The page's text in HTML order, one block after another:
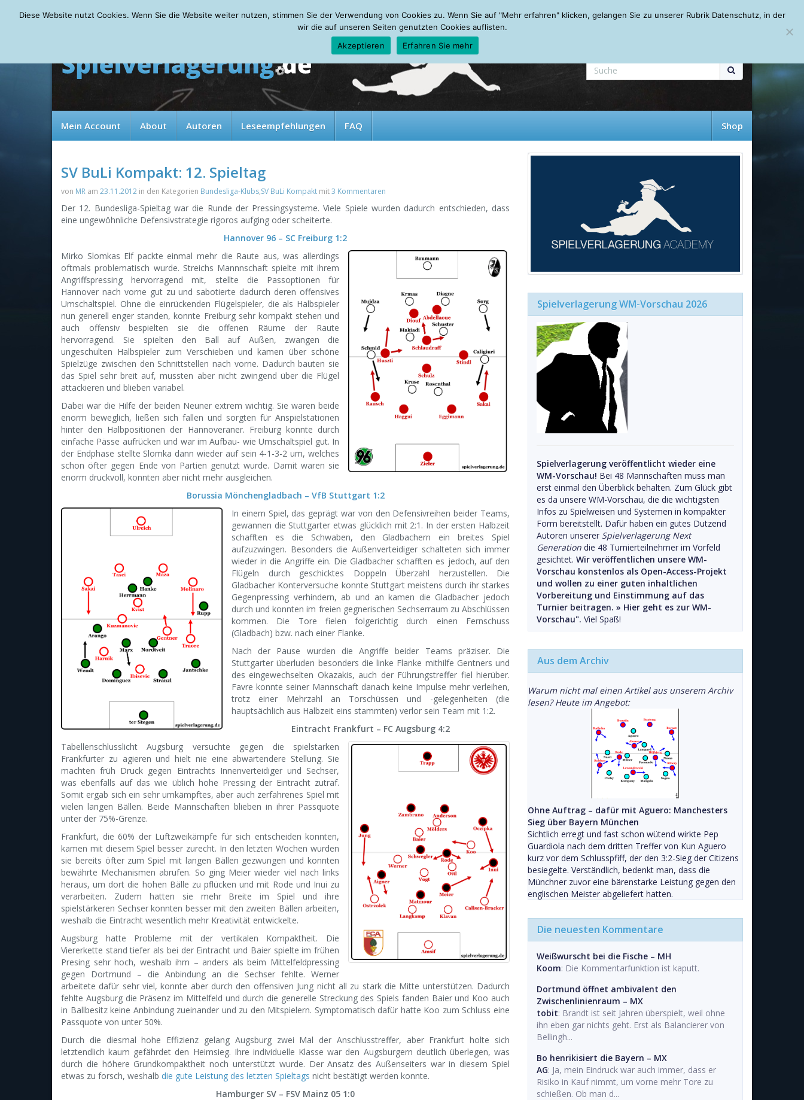
Friday, 07.08.2026 Mein Account About Autoren Leseempfehlungen FAQ
Mein Account About Autoren Leseempfehlungen FAQ Shop
SV BuLi Kompakt: 12. Spieltag
von MR am 23.11.2012 in den Kategorien Bundesliga-Klubs,SV BuLi Kompakt mit3 Kommentaren
Der 12. Bundesliga-Spieltag war die Runde der Pressingsysteme. Viele Spiele wurden dadurch entschieden, dass
eine ungewöhnliche Defensivstrategie rigoros aufging oder scheiterte.
Hannover 96 – SC Freiburg 1:2
Mirko Slomkas Elf packte einmal mehr die Raute aus, was allerdings
oftmals problematisch wurde. Streichs Mannnschaft spielte mit ihrem
Angriffspressing hervorragend mit, stellte die Passoptionen für
Hannover nach vorne gut zu und sabotierte dadurch deren offensives
Umschaltspiel. Ohne die einrückenden Flügelspieler, die als Halbspieler
nun generell enger standen, konnte Freiburg sehr kompakt stehen und
auch offensiv bespielten sie die offenen Räume der Raute
hervorragend. Sie spielten den Ball auf Außen, zwangen die
ungeschulten Halbspieler zum Verschieben und kamen über schöne
Spielzüge zwischen den Schnittstellen nach vorne. Dadurch bauten sie
das Spiel sehr breit auf, mussten aber nicht zwingend über die Flügel
attackieren und blieben variabel.
Dabei war die Hilfe der beiden Neuner extrem wichtig. Sie waren beide
enorm beweglich, ließen sich fallen und sorgten für Anspielstationen
hinter den Halbpositionen der Hannoveraner. Freiburg konnte durch
einfache Pässe aufrücken und war im Aufbau- wie Umschaltspiel gut. In
der Endphase stellte Slomka dann wieder auf sein 4-1-3-2 um, welches
schon öfter gegen Ende von Partien genutzt wurde. Damit waren sie
enorm druckvoll, konnten aber nicht mehr ausgleichen.
Borussia Mönchengladbach – VfB Stuttgart 1:2
In einem Spiel, das geprägt war von den Defensivreihen beider Teams,
gewannen die Stuttgarter etwas glücklich mit 2:1. In der ersten Halbzeit
schafften es die Schwaben, den Gladbachern ein breites Spiel
aufzuzwingen. Besonders die Außenverteidiger schalteten sich immer
wieder in die Angriffe ein. Die Gladbacher schafften es jedoch, auf den
Flügeln durch geschicktes Doppeln Überzahl herzustellen. Die
Gladbacher Konterversuche konnte Stuttgart meistens durch ihr starkes
Gegenpressing verhindern, ab und an kamen die Gladbacher jedoch
durch und konnten im freien gegnerischen Sechserraum zu Abschlüssen
kommen. Die Tore fielen folgerichtig durch einen Fernschuss
(Gladbach) bzw. nach einer Flanke.
Nach der Pause wurden die Angriffe beider Teams präziser. Die
Stuttgarter überluden besonders die linke Flanke mithilfe Gentners und
des eingewechselten Okazakis, auch der Führungstreffer fiel hierüber.
Favre konnte seiner Mannschaft danach keine Impulse mehr verleihen,
trotz einer Mehrzahl an Torschüssen und -gelegenheiten (die
hauptsächlich aus Halbzeit eins stammten) verlor sein Team mit 1:2.
Eintracht Frankfurt – FC Augsburg 4:2
Tabellenschlusslicht Augsburg versuchte gegen die spielstarken
Frankfurter zu agieren und hielt nie eine abwartendere Stellung. Sie
machten früh Druck gegen Eintrachts Innenverteidiger und Sechser,
was ebenfalls auf das wie üblich hohe Pressing der Eintracht zutraf.
Somit ergab sich ein sehr umkämpftes, aber auch zerfahrenes Spiel mit
vielen langen Bällen. Beide Mannschaften blieben in ihrer Passquote
unter der 75%-Grenze.
Frankfurt, die 60% der Luftzweikämpfe für sich entscheiden konnten,
kamen mit diesem Spiel besser zurecht. In den letzten Wochen wurden
sie bereits öfter zum Spiel mit langen Bällen gezwungen und konnten
bewährte Mechanismen abrufen. So ging Meier wieder viel nach links
heraus, um dort die hohen Bälle zu pflücken und mit Rode und Inui zu
verarbeiten. Zudem hatten sie mehr Breite im Spiel und ihre
spielstärkeren Sechser konnten besser mit den zweiten Bällen arbeiten,
weshalb die Eintracht wesentlich mehr Kreativität entwickelte.
Augsburg hatte Probleme mit der vertikalen Kompaktheit. Die
Viererkette stand tiefer als bei der Eintracht und Baier spielte im frühen
Presing sehr hoch, weshalb ihm – anders als beim Mittelfeldpressing
gegen Dortmund – die Anbindung an die Sechser fehlte. Werner
arbeitete dafür sehr viel, konnte aber durch den offensiven Jung nicht all zu stark die Mitte unterstützen. Dadurch
fehlte Augsburg die Präsenz im Mittelfeld und durch die generelle Streckung des Spiels fanden Baier und Koo auch
in Ballbesitz keine Anbindung zueinander und zu den Mitspielern. Symptomatisch dafür hatte Koo zum Schluss eine
Passquote von unter 50%.
Durch die diesmal hohe Effizienz gelang Augsburg zwei Mal der Anschlusstreffer, aber Frankfurt holte sich
letztendlich kaum gefährdet den Heimsieg. Ihre individuelle Klasse war den Augsburgern deutlich überlegen, was
durch die höhere Grundkompaktheit noch unterstützt wurde. Der Ansatz des Außenseiters war in diesem Spiel
etwas zu forsch, weshalb die gute Leistung des letzten Spieltags nicht bestätigt werden konnte.
Hamburger SV – FSV Mainz 05 1:0
Spielverlagerung WM-Vorschau 2026
Spielverlagerung veröffentlicht wieder eine
WM-Vorschau! Bei 48 Mannschaften muss man
erst einmal den Überblick behalten. Zum Glück gibt
es da unsere WM-Vorschau, die die wichtigsten
Infos zu Spielweisen und Systemen in kompakter
Form bereitstellt. Dafür haben ein gutes Dutzend
Autoren unserer Spielverlagerung Next
Generation die 48 Turnierteilnehmer im Vorfeld
gesichtet. Wir veröffentlichen unsere WM-
Vorschau konstenlos als Open-Access-Projekt
und wollen zu einer guten inhaltlichen
Vorbereitung und Einstimmung auf das
Turnier beitragen. » Hier geht es zur WM-
Vorschau". Viel Spaß!
Aus dem Archiv
Warum nicht mal einen Artikel aus unserem Archiv
lesen? Heute im Angebot:
Ohne Auftrag – dafür mit Aguero: Manchesters
Sieg über Bayern München
Sichtlich erregt und fast schon wütend wirkte Pep
Guardiola nach dem dritten Treffer von Kun Aguero
kurz vor dem Schlusspfiff, der den 3:2-Sieg der Citizens
besiegelte. Verständlich, bedenkt man, dass die
Münchner zuvor eine bärenstarke Leistung gegen den
englischen Meister abgeliefert hatten.
Die neuesten Kommentare
Weißwurscht bei die Fische – MH
Koom: Die Kommentarfunktion ist kaputt.
Dortmund öffnet ambivalent den
Zwischenlinienraum – MX
tobit: Brandt ist seit Jahren überspielt, weil ohne
ihn eben gar nichts geht. Erst als Balancierer von
Bellingh...
Bo henrikisiert die Bayern – MX
AG: Ja, mein Eindruck war auch immer, dass er
Risiko in Kauf nimmt, um vorne mehr Tore zu
schießen. Ob man d...
Diese Website nutzt Cookies. Wenn Sie die Website weiter nutzen, stimmen Sie der Verwendung von Cookies zu. Wenn Sie auf "Mehr erfahren" klicken, gelangen Sie zu unserer Rubrik Datenschutz, in der
wir die auf unseren Seiten genutzten Cookies auflisten.
Akzeptieren
Erfahren Sie mehr